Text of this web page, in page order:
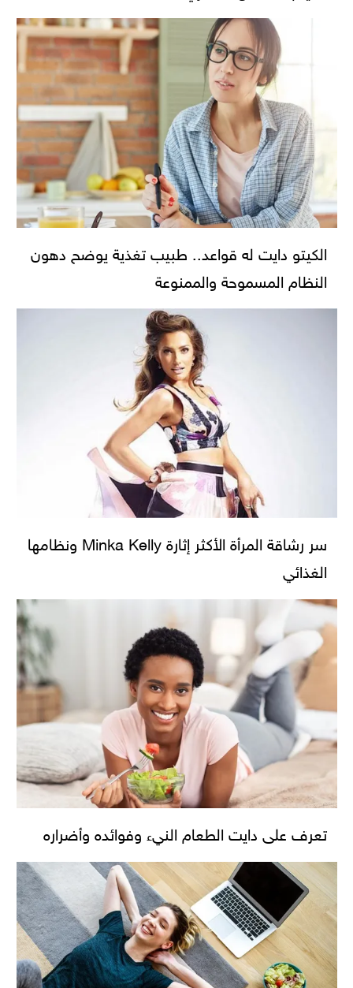
الكيتو دايت له قواعد.. طبيب تغذية يوضح دهون
النظام المسموحة والممنوعة
سر رشاقة المرأة الأكثر إثارة Minka Kelly ونظامها
الغذائي
تعرف على دايت الطعام النيء وفوائده وأضراره